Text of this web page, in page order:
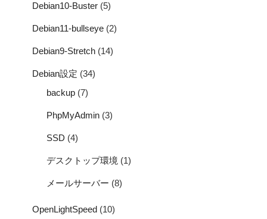
Debian10-Buster (5)
Debian11-bullseye (2)
Debian9-Stretch (14)
Debian設定 (34)
backup (7)
PhpMyAdmin (3)
SSD (4)
デスクトップ環境 (1)
メールサーバー (8)
OpenLightSpeed (10)